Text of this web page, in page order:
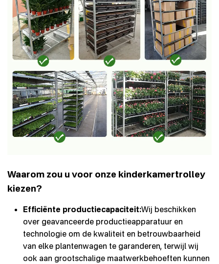
Waarom zou u voor onze kinderkamertrolley
kiezen?
Efficiënte productiecapaciteit:Wij beschikken
over geavanceerde productieapparatuur en
technologie om de kwaliteit en betrouwbaarheid
van elke plantenwagen te garanderen, terwijl wij
ook aan grootschalige maatwerkbehoeften kunnen